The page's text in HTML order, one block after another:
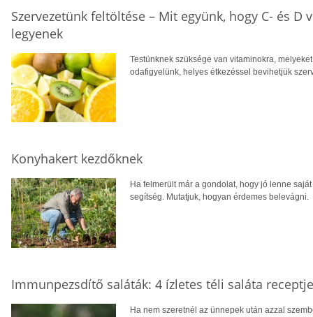
Szervezetünk feltöltése – Mit együnk, hogy C- és
legyenek
Testünknek szüksége van vitaminokra,
odafigyelünk, helyes étkezéssel bevihetjük
Konyhakert kezdőknek
Ha felmerült már a gondolat, hogy jó lenne
segítség. Mutatjuk, hogyan érdemes belevágni.
Immunpezsdítő saláták: 4 ízletes téli saláta receptje
Ha nem szeretnél az ünnepek után azzal